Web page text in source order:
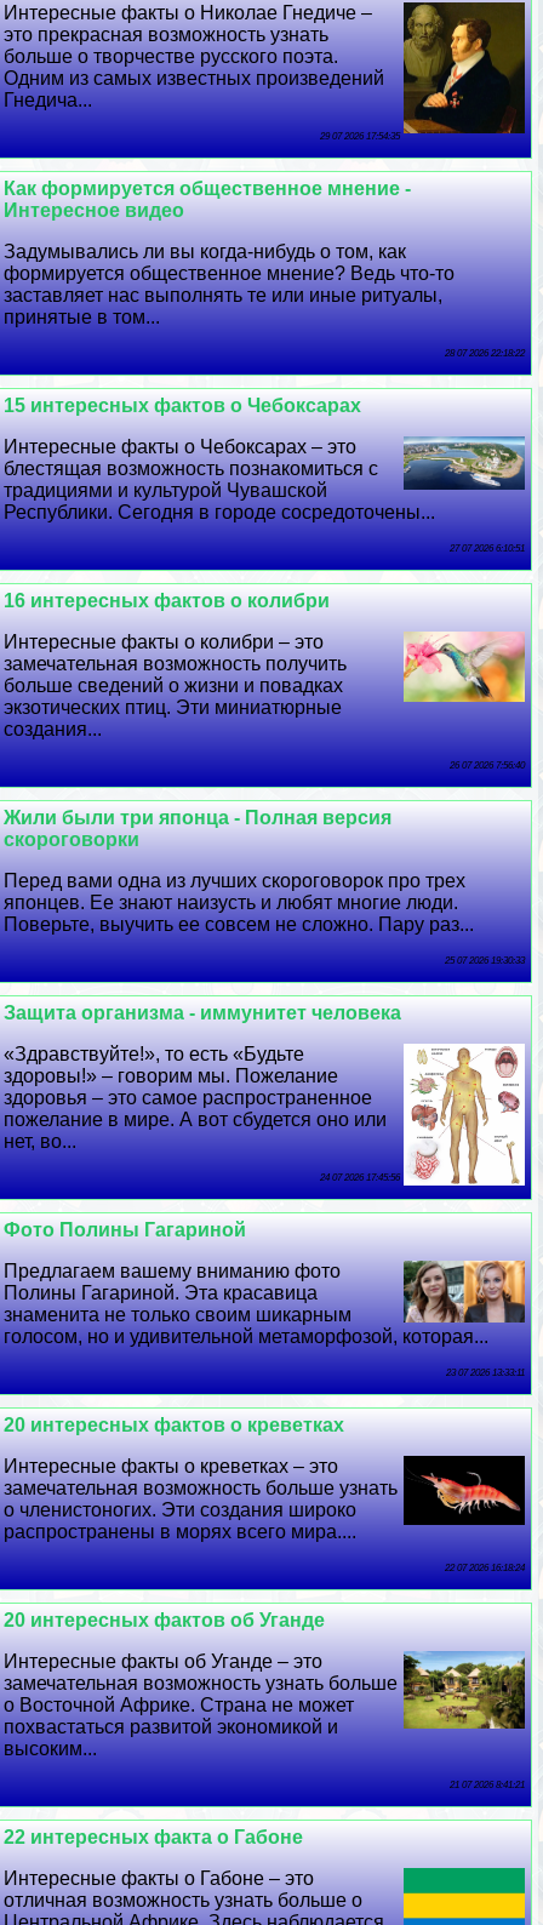
Интересные факты о Николае Гнедиче –
это прекрасная возможность узнать
больше о творчестве русского поэта.
Одним из самых известных произведений
Гнедича...
29 07 2026 17:54:35
Как формируется общественное мнение -
Интересное видео
Задумывались ли вы когда-нибудь о том, как
формируется общественное мнение? Ведь что-то
заставляет нас выполнять те или иные ритуалы,
принятые в том...
28 07 2026 22:18:22
15 интересных фактов о Чебоксарах
Интересные факты о Чебоксарах – это
блестящая возможность познакомиться с
традициями и культурой Чувашской
Республики. Сегодня в городе сосредоточены...
27 07 2026 6:10:51
16 интересных фактов о колибри
Интересные факты о колибри – это
замечательная возможность получить
больше сведений о жизни и повадках
экзотических птиц. Эти миниатюрные
создания...
26 07 2026 7:56:40
Жили были три японца - Полная версия
скороговорки
Перед вами одна из лучших скороговорок про трех
японцев. Ее знают наизусть и любят многие люди.
Поверьте, выучить ее совсем не сложно. Пару раз...
25 07 2026 19:30:33
Защита организма - иммунитет человека
«Здравствуйте!», то есть «Будьте
здоровы!» – говорим мы. Пожелание
здоровья – это самое распространенное
пожелание в мире. А вот сбудется оно или
нет, во...
24 07 2026 17:45:56
Фото Полины Гагариной
Предлагаем вашему вниманию фото
Полины Гагариной. Эта красавица
знаменита не только своим шикарным
голосом, но и удивительной метаморфозой, которая...
23 07 2026 13:33:11
20 интересных фактов о креветках
Интересные факты о креветках – это
замечательная возможность больше узнать
о члeнистоногих. Эти создания широко
распространены в морях всего мира....
22 07 2026 16:18:24
20 интересных фактов об Уганде
Интересные факты об Уганде – это
замечательная возможность узнать больше
о Восточной Африке. Страна не может
похвастаться развитой экономикой и
высоким...
21 07 2026 8:41:21
22 интересных факта о Габоне
Интересные факты о Габоне – это
отличная возможность узнать больше о